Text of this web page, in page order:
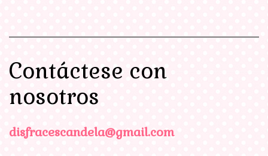
Contáctese con
nosotros
disfracescandela@gmail.com